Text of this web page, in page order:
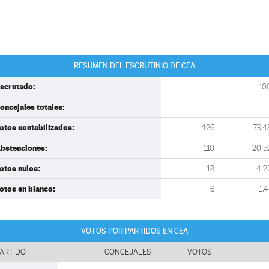
RESUMEN DEL ESCRUTINIO DE CEA
totales:
contabilizados: 426
110
nulos: 18
en blanco: 6
VOTOS POR PARTIDOS EN CEA
CONCEJALES VOTOS